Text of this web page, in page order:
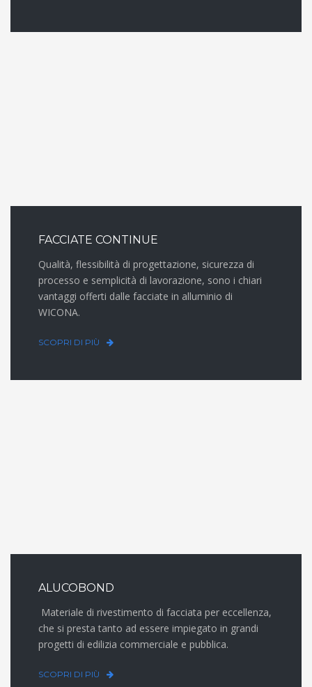
FACCIATE CONTINUE
Qualità, flessibilità di progettazione, sicurezza di
processo e semplicità di lavorazione, sono i chiari
vantaggi offerti dalle facciate in alluminio di
WICONA.
SCOPRI DI PIÙ
ALUCOBOND
Materiale di rivestimento di facciata per eccellenza,
che si presta tanto ad essere impiegato in grandi
progetti di edilizia commerciale e pubblica.
SCOPRI DI PIÙ